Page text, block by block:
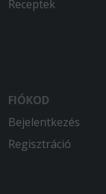
2026-03-20 -
2026-02-11 -
Ma sem
Receptek
FIÓKOD
Bejelentkezés
Regisztráció